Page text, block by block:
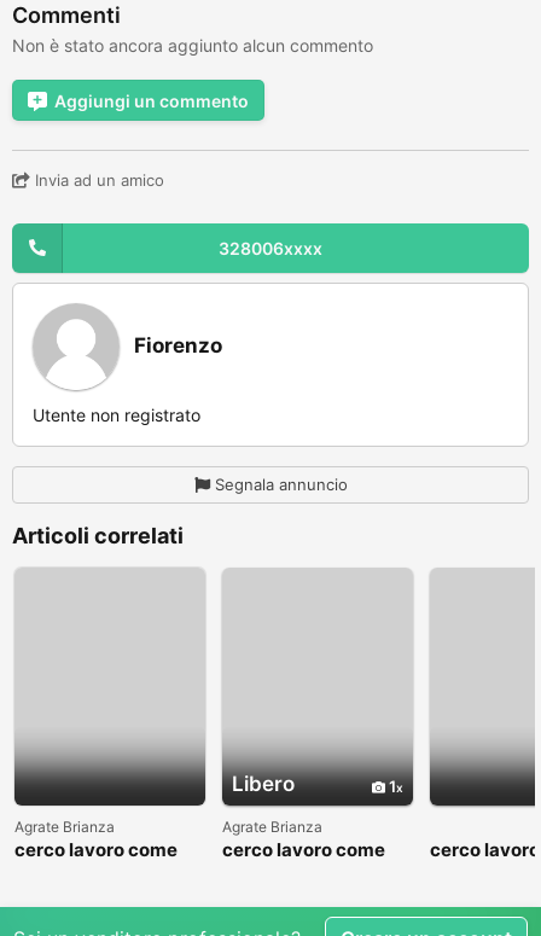
Commenti
Non è stato ancora aggiunto alcun commento
Aggiungi un commento
Invia ad un amico
328006xxxx
Fiorenzo
Utente non registrato
Segnala annuncio
Articoli correlati
Agrate Brianza
cerco lavoro come
Libero 1
Agrate Brianza
cerco lavoro come
cerco